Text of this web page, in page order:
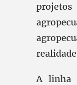
projetos
A linha